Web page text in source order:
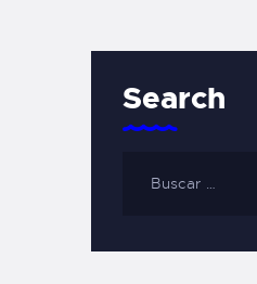
Search